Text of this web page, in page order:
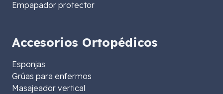
Empapador protector
Accesorios Ortopédicos
Esponjas
Grúas para enfermos
Masajeador vertical